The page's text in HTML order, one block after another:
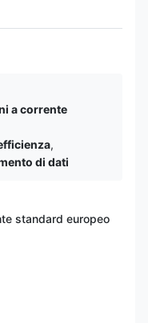
a corrente
,
di dati
standard europeo